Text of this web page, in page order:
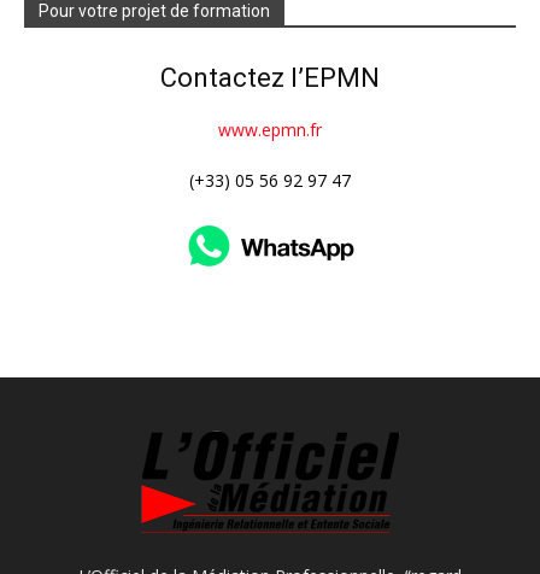
Pour votre projet de formation
Contactez l’EPMN
www.epmn.fr
(+33) 05 56 92 97 47